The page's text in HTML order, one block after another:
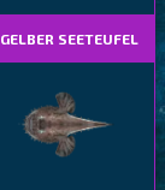
GELBER SEETEUFEL